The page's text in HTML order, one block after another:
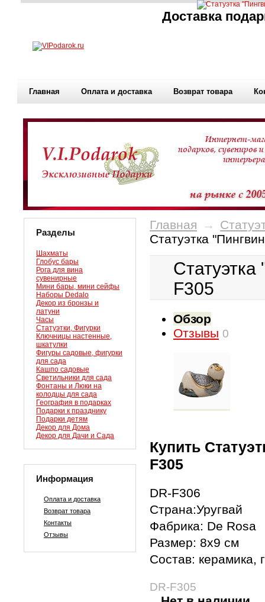
Доставка
Главная Оплата и доставка Возврат товара
Разделы
Шахматы
Глобус бары
Рога для вина
сувенирные
Мини бары, мини сейфы
Наборы Dedalo
Декор из бронзы и
латуни
Часы
Статуэтки, Фигурки
Ключницы настенные,
шкатулки
Фигуры садовые, фигурки
для сада
Кашпо садовые
Светильники для сада
Фонтаны и Люки на
колодцы для сада
География в подарках
Подарки к празднику
Подарки детям
Декор для Дома
Декор для Дачи и Сада
Информация
Оплата и доставка
Возврат товара
Контакты
Отзывы
Главная →
Статуэтка
F305
Обзор
Отзывы 0
Купить
F305
DR-F306
Страна:Уругвай
Фабрика: De Rosa
Размер: 8х9 см
Состав: керамика,
DR-F305